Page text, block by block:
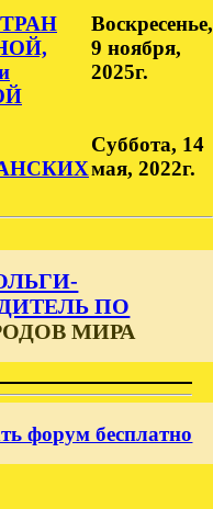
Воскресенье,
9 ноября,
2025г.
Суббота, 14
мая, 2022г.
ПО
МИРА
форум бесплатно